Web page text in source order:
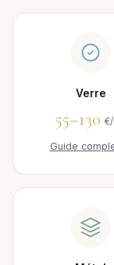
Verre
55–130
Guide